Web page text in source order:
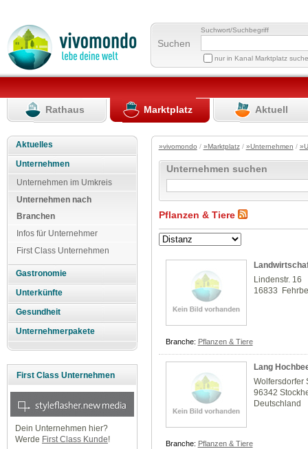
Suchen
Suchwort/Suchbegriff
nur in Kanal Marktplatz
Rathaus Marktplatz Aktuell
Aktuelles
Unternehmen
Unternehmen im Umkreis
Unternehmen nach
Branchen
Infos für Unternehmer
First Class Unternehmen
Gastronomie
Unterkünfte
Gesundheit
Unternehmerpakete
First Class Unternehmen
Dein Unternehmen hier?
Werde First Class Kunde!
»vivomondo / »Marktplatz/ »Unternehmen /
Unternehmen suchen
Pflanzen & Tiere
Lindenstr. 16
16833
Branche: Pflanzen & Tiere
Lang
Wolfersdorfer
96342
Deutschland
Branche: Pflanzen & Tiere